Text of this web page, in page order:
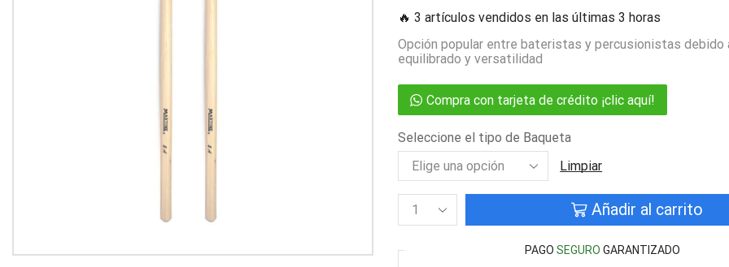
🔥 3 artículos vendidos en las últimas 3 horas
Opción popular entre bateristas y percusionistas debido
equilibrado y versatilidad
Compra con tarjeta de crédito ¡clic aquí!
Seleccione el tipo de Baqueta
Limpiar
Añadir al carrito
PAGOSEGURO GARANTIZADO